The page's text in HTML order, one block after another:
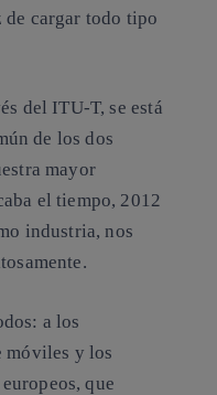
de cargar todo tipo
del ITU-T, se está
de los dos
mayor
el tiempo, 2012
industria, nos
a los
móviles y los
que